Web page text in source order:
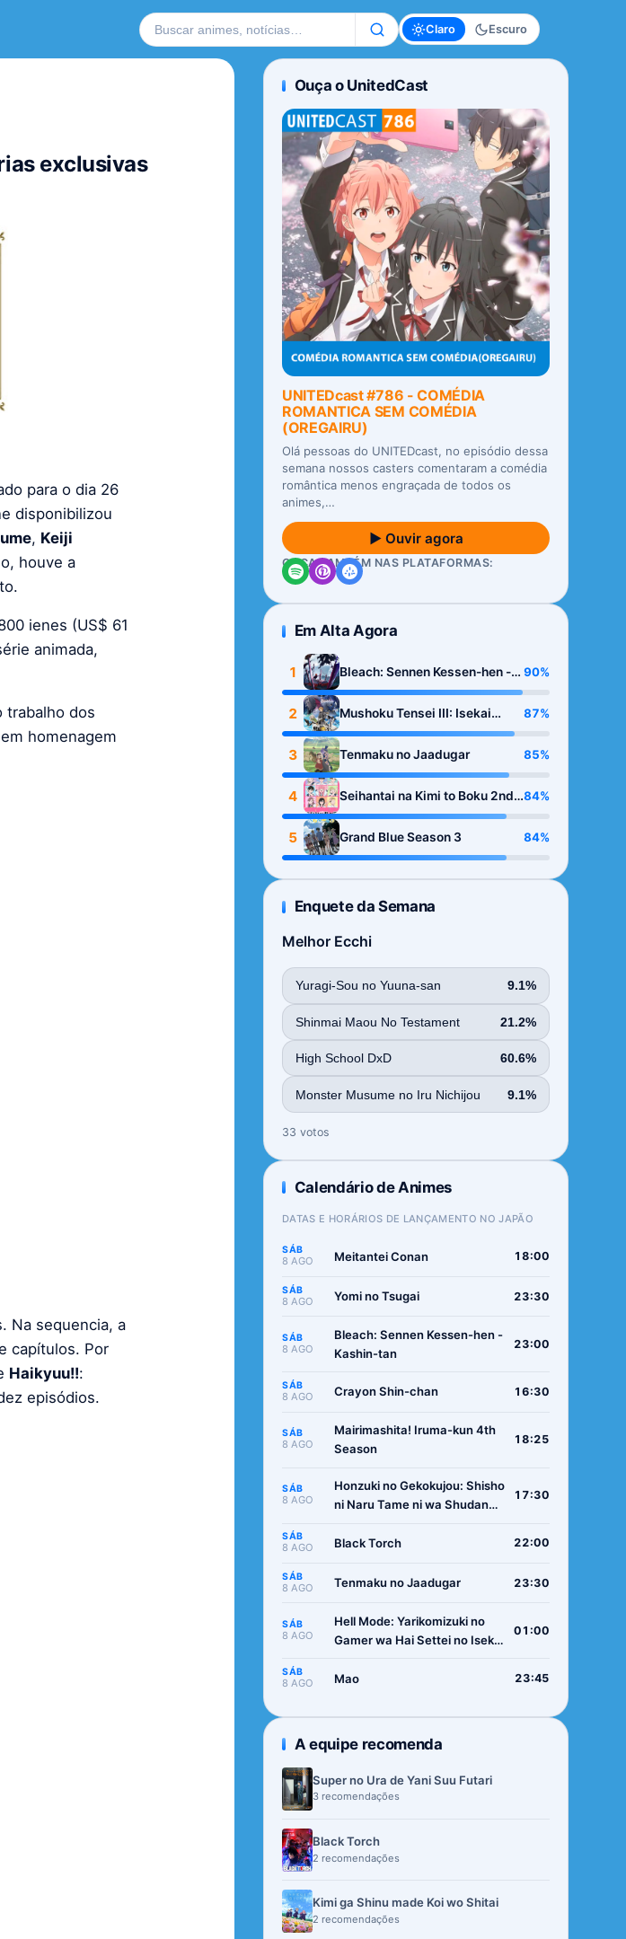
Buscar no site Claro Escuro
exclusivas
para o dia 26
disponibilizou
, Keiji
houve a
ienes (US$ 61
animada,
trabalho dos
homenagem
Na sequencia, a
capítulos. Por
Haikyuu!!:
episódios.
Ouça o UnitedCast
UNITEDcast #786 - COMÉDIA
ROMANTICA SEM COMÉDIA
(OREGAIRU)
Olá pessoas do UNITEDcast, no episódio dessa
semana nossos casters comentaram a comédia
romântica menos engraçada de todos os
animes,…
▶ Ouvir agora
OUÇA TAMBÉM NAS PLATAFORMAS:
Em Alta Agora
1
Bleach: Sennen Kessen-hen -
Kashin-tan
90%
2
Mushoku Tensei III: Isekai
Ittara Honki Dasu
87%
3 Tenmaku no Jaadugar 85%
4
Seihantai na Kimi to Boku 2nd
Season
84%
5 Grand Blue Season 3 84%
Enquete da Semana
Melhor Ecchi
Yuragi-Sou no Yuuna-san 9.1%
Shinmai Maou No Testament 21.2%
High School DxD 60.6%
Monster Musume no Iru Nichijou 9.1%
33 votos
Calendário de Animes
DATAS E HORÁRIOS DE LANÇAMENTO NO JAPÃO
SÁB
8 AGO Meitantei Conan 18:00
SÁB
8 AGO Yomi no Tsugai 23:30
SÁB
8 AGO
Bleach: Sennen Kessen-hen -
Kashin-tan
23:00
SÁB
8 AGO Crayon Shin-chan 16:30
SÁB
8 AGO
Mairimashita! Iruma-kun 4th
Season
18:25
SÁB
8 AGO
Honzuki no Gekokujou: Shisho
ni Naru Tame ni wa Shudan
Ryoushu no Youjo
17:30
SÁB
8 AGO Black Torch 22:00
SÁB
8 AGO Tenmaku no Jaadugar 23:30
SÁB
8 AGO
Hell Mode: Yarikomizuki no
Gamer wa Hai Settei no Isekai
01:00
SÁB
8 AGO Mao 23:45
A equipe recomenda
Super no Ura de Yani Suu Futari
3 recomendações
Black Torch
2 recomendações
Kimi ga Shinu made Koi wo Shitai
2 recomendações